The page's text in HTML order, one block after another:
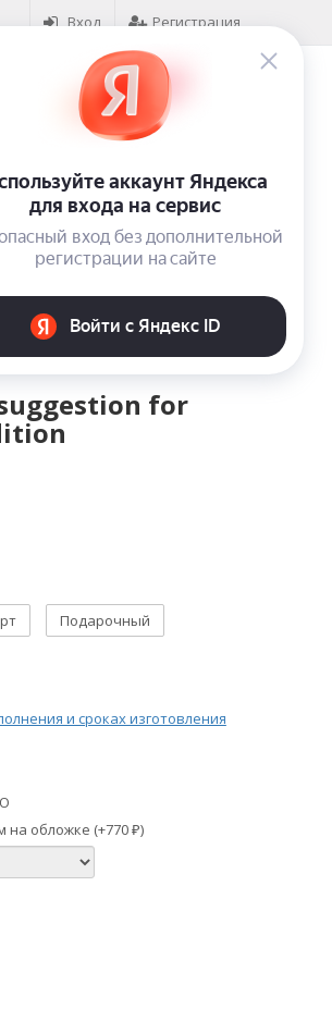
Вход Регистрация
Корзина ( 0)
на сумму0₽
КОНТАКТЫ ОТЗЫВЫ
generally. 4 edition
for
Подарочный
и сроках изготовления
на обложке (+770 ₽)